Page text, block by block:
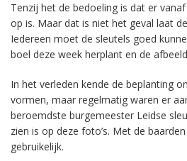
Tenzij het de bedoeling is dat er
op is. Maar dat is niet het geval laat
Iedereen moet de sleutels goed
boel deze week herplant en de
In het verleden kende de beplanting
vormen, maar regelmatig waren er
beroemdste burgemeester Leidse
zien is op deze foto’s. Met de
gebruikelijk.